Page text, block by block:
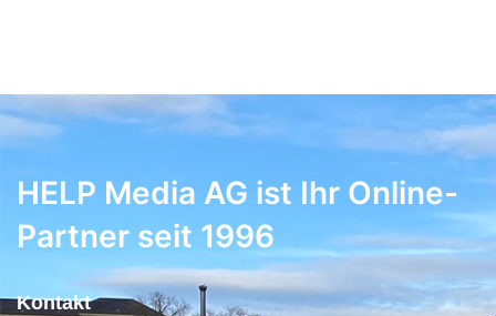
HELP Media AG ist Ihr Online-
Partner seit 1996
Kontakt